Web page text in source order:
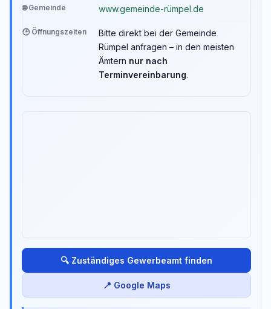
🌐 Gemeinde www.gemeinde-rümpel.de
🕒 Öffnungszeiten
Bitte direkt bei der Gemeinde
Rümpel anfragen – in den meisten
Ämtern nur nach
Terminvereinbarung.
🔍 Zuständiges Gewerbeamt finden
📍 Google Maps